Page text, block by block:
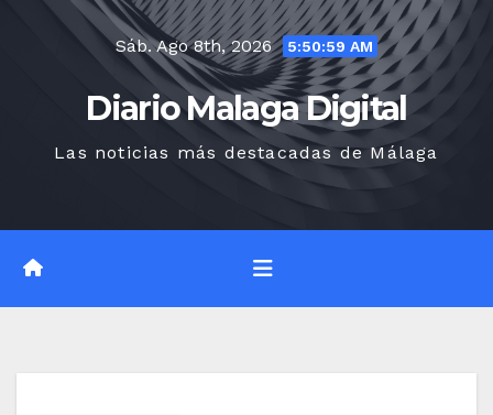
Sáb. Ago 8th, 2026 5:51:00 AM
Diario Malaga Digital
Las noticias más destacadas de Málaga